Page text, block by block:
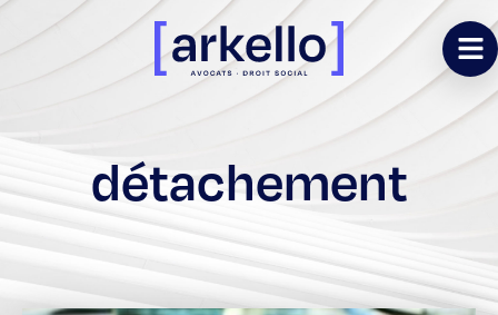
détachement